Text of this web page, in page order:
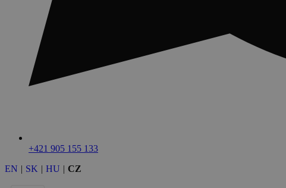
+421 905 155 133
EN | SK | HU | CZ